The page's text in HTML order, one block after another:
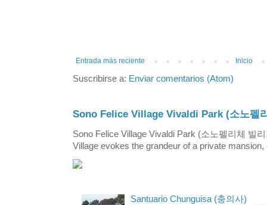
Entrada más reciente Inicio
Suscribirse a: Enviar comentarios (Atom)
Sono Felice Village Vivaldi Park (소노펠
Sono Felice Village Vivaldi Park (소노펠리체 빌
Village evokes the grandeur of a private
Santuario Chunguisa (충의사)